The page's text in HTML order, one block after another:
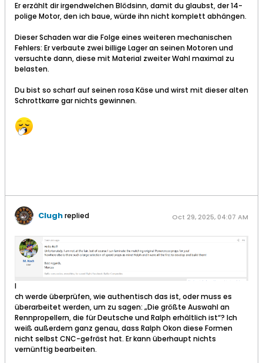
Er erzählt dir irgendwelchen Blödsinn, damit du glaubst, der 14-
polige Motor, den ich baue, würde ihn nicht komplett abhängen​.
Dieser Schaden war die Folge eines weiteren mechanischen
Fehlers: Er verbaute zwei billige Lager an seinen Motoren und
versuchte dann, diese mit Material zweiter Wahl maximal zu
belasten.
Du bist so scharf auf seinen rosa Käse und wirst mit dieser alten
Schrottkarre gar nichts gewinnen.
Clughreplied Oct 29, 2025, 04:07 AM
​I
ch werde überprüfen, wie authentisch das ist, oder muss es
überarbeitet werden, um zu sagen: „Die größte Auswahl an
Rennpropellern, die für Deutsche und Ralph erhältlich ist“? Ich
weiß außerdem ganz genau, dass Ralph Okon diese Formen
nicht selbst CNC-gefräst hat. Er kann überhaupt nichts
vernünftig bearbeiten.